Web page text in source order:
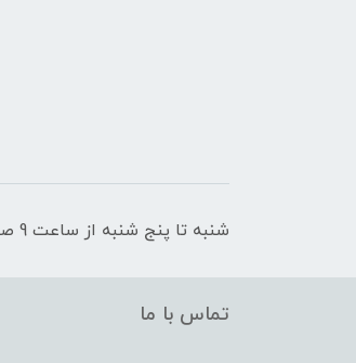
شنبه تا پنج شنبه از ساعت 9 صبح الی 14 و 17 الی 21 پاسخگوی شما عزیزان هستیم
تماس با ما